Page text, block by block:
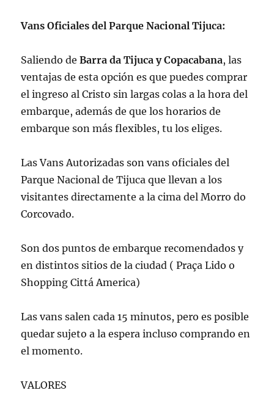
Vans Oficiales del Parque Nacional Tijuca:
Saliendo deBarra da Tijuca y Copacabana, las
ventajas de esta opción es que puedes comprar
el ingreso al Cristo sin largas colas a la hora del
embarque, además de que los horarios de
embarque son más flexibles, tu los eliges.
Las Vans Autorizadas son vans oficiales del
Parque Nacional de Tijuca que llevan a los
visitantes directamente a la cima del Morro do
Corcovado.
Son dos puntos de embarque recomendados y
en distintos sitios de la ciudad ( Praça Lido o
Shopping Cittá America)
Las vans salen cada 15 minutos, pero es posible
quedar sujeto a la espera incluso comprando en
el momento.
VALORES